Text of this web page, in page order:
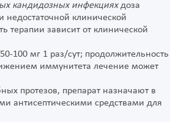
кандидозных инфекцияхдоза
недостаточной клинической
терапии зависит от клинической
100 мг 1 раз/сут; продолжительность
иммунитета лечение может
протезов, препарат назначают в
антисептическими средствами для